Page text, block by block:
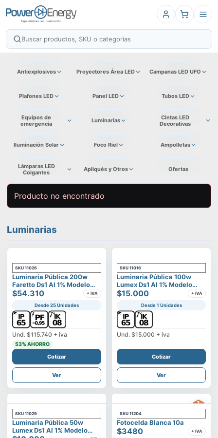
Antiexplosivos Proyectores Área LED Campanas LED UFO
Plafones LED Panel LED Tubos LED
Equipos de
emergencia
Luminarias
Cintas LED
Decorativas
Iluminación Solar Foco Riel Ampolletas
Lámparas LED
Colgantes
Apliqués y Otros Ofertas
Producto no encontrado
Luminarias
SKU 11026
Luminaria Pública 200w
Faretto Ds1 Al 1% Modelo
Calisto
$54.310 + IVA
Desde 25 Unidades
Und. $115.740 + iva
53% AHORRO
Cotizar
Ver
SKU 11016
Luminaria Pública 100w
Lumex Ds1 Al 1% Modelo
Vega
$15.000 + IVA
Desde 1 Unidades
Und. $15.000 + iva
Cotizar
Ver
SKU 11029
Luminaria Pública 50w
Lumex Ds1 Al 1% Modelo
SKU 11204
Fotocelda Blanca 10a
$3480 + IVA